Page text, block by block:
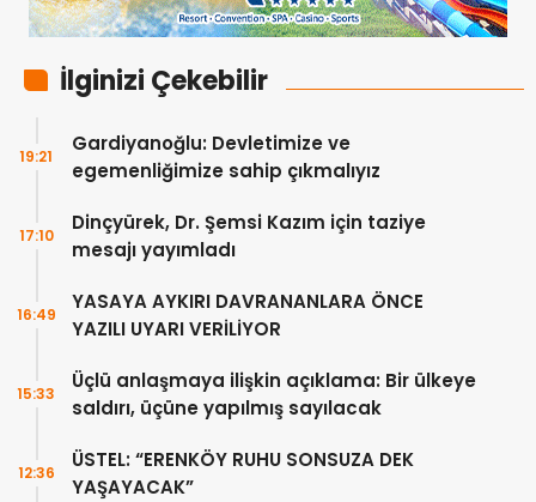
İlginizi Çekebilir
Gardiyanoğlu: Devletimize ve
egemenliğimize sahip çıkmalıyız
19:21
Dinçyürek, Dr. Şemsi Kazım için taziye
mesajı yayımladı
17:10
YASAYA AYKIRI DAVRANANLARA ÖNCE
YAZILI UYARI VERİLİYOR
16:49
Üçlü anlaşmaya ilişkin açıklama: Bir ülkeye
saldırı, üçüne yapılmış sayılacak
15:33
ÜSTEL: “ERENKÖY RUHU SONSUZA DEK
YAŞAYACAK”
12:36